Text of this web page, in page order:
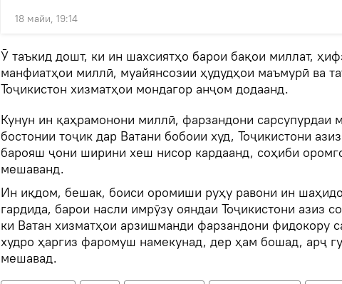
18 майи, 19:14
Ӯ таъкид дошт, ки ин шахсиятҳо барои бақои миллат,
манфиатҳои миллӣ, муайянсозии ҳудудҳои маъмурӣ ва
Тоҷикистон хизматҳои мондагор анҷом додаанд.
Кунун ин қаҳрамонони миллӣ, фарзандони сарсупурдаи
бостонии тоҷик дар Ватани бобоии худ, Тоҷикистони
барояш ҷони ширини хеш нисор кардаанд, соҳиби
мешаванд.
Ин иқдом, бешак, боиси оромиши руҳу равони ин
гардида, барои насли имрӯзу ояндаи Тоҷикистони азиз
ки Ватан хизматҳои арзишманди фарзандони фидокору
худро ҳаргиз фаромуш намекунад, дер ҳам бошад, арҷ
мешавад.